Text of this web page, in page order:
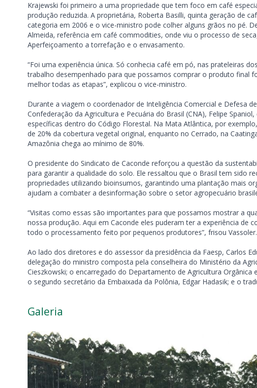
Krajewski foi primeiro a uma propriedade que tem foco em café
produção reduzida. A proprietária, Roberta Basilli, quinta geração de
categoria em 2006 e o vice-ministro pode colher alguns grãos no pé.
Almeida, referência em café commodities, onde viu o processo de
Aperfeiçoamento a torrefação e o envasamento.
“Foi uma experiência única. Só conhecia café em pó, nas prateleiras
trabalho desempenhado para que possamos comprar o produto final
melhor todas as etapas”, explicou o vice-ministro.
Durante a viagem o coordenador de Inteligência Comercial e Defesa
Confederação da Agricultura e Pecuária do Brasil (CNA), Felipe
específicas dentro do Código Florestal. Na Mata Atlântica, por
de 20% da cobertura vegetal original, enquanto no Cerrado, na
Amazônia chega ao mínimo de 80%.
O presidente do Sindicato de Caconde reforçou a questão da
para garantir a qualidade do solo. Ele ressaltou que o Brasil tem sido
propriedades utilizando bioinsumos, garantindo uma plantação mais
ajudam a combater a desinformação sobre o setor agropecuário
“Visitas como essas são importantes para que possamos mostrar a
nossa produção. Aqui em Caconde eles puderam ter a experiência de
todo o processamento feito por pequenos produtores”, frisou Vassoler.
Ao lado dos diretores e do assessor da presidência da Faesp, Carlos
delegação do ministro composta pela conselheira do Ministério da
Cieszkowski; o encarregado do Departamento de Agricultura Orgânica
o segundo secretário da Embaixada da Polônia, Edgar Hadasik; e o
Galeria